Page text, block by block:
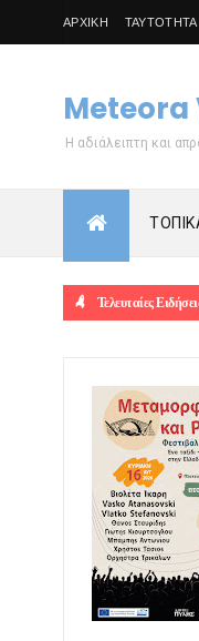
ΑΡΧΙΚΗ ΤΑΥΤΟΤΗΤΑ
Meteora
Η αδιάλειπτη και
Τελευταίες